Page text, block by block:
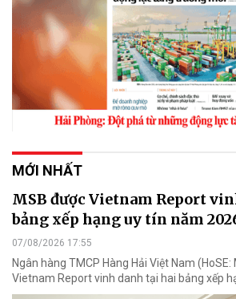
MỚI NHẤT
MSB được Vietnam Report
bảng xếp hạng uy tín năm
07/08/2026 17:55
Ngân hàng TMCP Hàng Hải Việt Nam
Vietnam Report vinh danh tại hai bảng xếp